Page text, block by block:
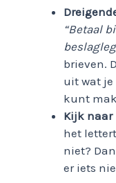
“Betaal
brieven.
uit wat je
kunt
Kijk
het
niet?
er iets